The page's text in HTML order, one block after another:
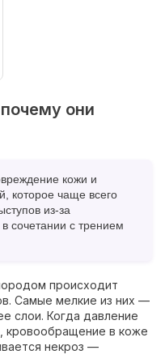
они
кожи и
которое чаще всего
из-за
сочетании с трением
происходит
Самые мелкие из них —
слои. Когда давление
кровообращение в коже
некроз —